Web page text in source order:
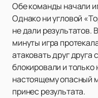
Обе команды начали
Однако ни угловой
не дали результатов.
минуты игра
атаковать друг друга
блокировали и только
настоящему опасный
принес результата.